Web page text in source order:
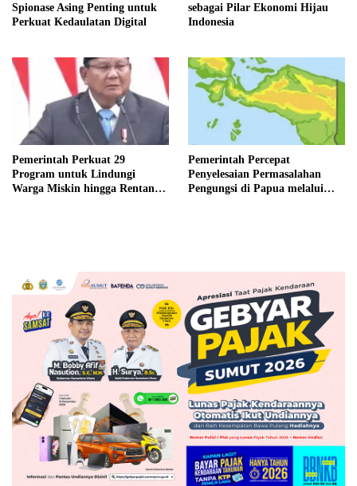
Spionase Asing Penting untuk
Perkuat Kedaulatan Digital
sebagai Pilar Ekonomi Hijau
Indonesia
Pemerintah Perkuat 29
Program untuk Lindungi
Warga Miskin hingga Rentan
Pemerintah Percepat
Penyelesaian Permasalahan
Pengungsi di Papua melalui